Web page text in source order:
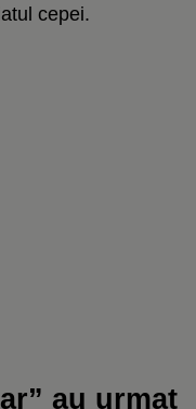
cepei.
au urmat